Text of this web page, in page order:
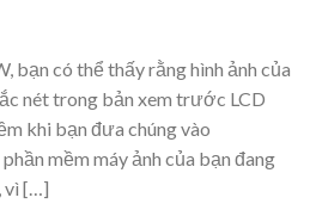
bạn có thể thấy rằng hình ảnh của
nét trong bản xem trước LCD
khi bạn đưa chúng vào
mềm máy ảnh của bạn đang
vì […]